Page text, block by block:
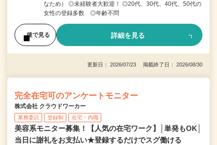
なため） ◎未経験者大歓迎！ ◎20代、30代、40代、50代の
女性の登録多数 ◎年齢不問
後で見る 詳細を見る
更新日： 2026/07/23 掲載終了日： 2026/08/30
完全在宅可のアンケートモニター
株式会社 クラウドワーカー
業務委託 登録制 在宅・内職
美容系モニター募集！【人気の在宅ワーク】│単発もOK│
当日に謝礼をお支払い★登録するだけでスグ働ける